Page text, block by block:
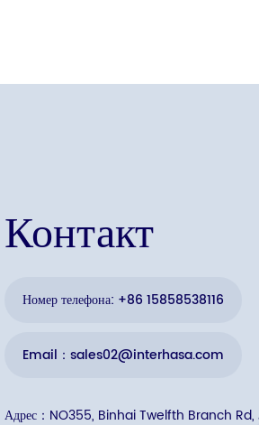
Контакт
Номер телефона: +86 15858538116
Email：sales02@interhasa.com
Адрес：NO355, Binhai Twelfth Branch Rd,